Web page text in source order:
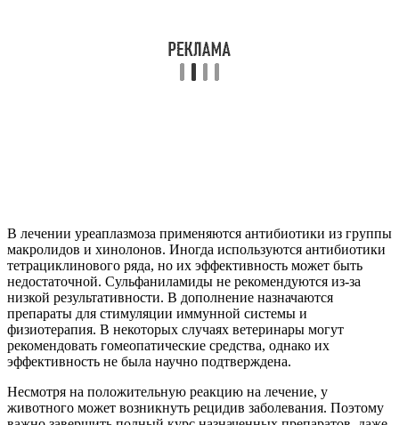
В лечении уреаплазмоза применяются антибиотики из группы
макролидов и хинолонов. Иногда используются антибиотики
тетрациклинового ряда, но их эффективность может быть
недостаточной. Сульфаниламиды не рекомендуются из-за
низкой результативности. В дополнение назначаются
препараты для стимуляции иммунной системы и
физиотерапия. В некоторых случаях ветеринары могут
рекомендовать гомеопатические средства, однако их
эффективность не была научно подтверждена.
Несмотря на положительную реакцию на лечение, у
животного может возникнуть рецидив заболевания. Поэтому